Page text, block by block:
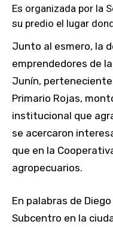
Es organizada por la
su predio el lugar
Junto al esmero, la
emprendedores de
Junín,
Primario Rojas,
institucional que
se acercaron
que en la
agropecuarios.
En palabras de
Subcentro en la